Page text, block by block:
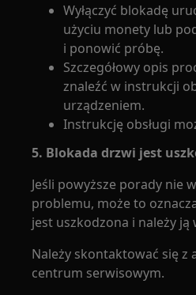
Wyłączyć blokadę
użyciu monety lub
i ponowić próbę.
Szczegółowy opis
znaleźć w instrukcji
urządzeniem.
Instrukcję obsługi
5. Blokada drzwi jest
Jeśli powyższe porady nie
problemu, może to
jest uszkodzona i należy ją
Należy skontaktować się z
centrum serwisowym.